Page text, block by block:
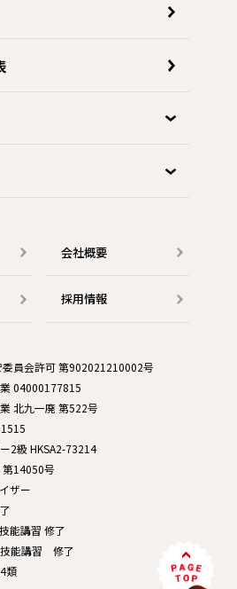
会社概要
採用情報
員会許可 第902021210002号
04000177815
北九一廃 第522号
2級 HKSA2-73214
第14050号
ザー
能講習 修了
技能講習 修了
類